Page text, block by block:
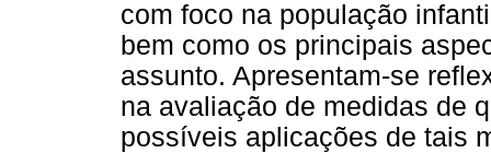
com foco na população
bem como os principais
assunto. Apresentam-se
na avaliação de medidas de
possíveis aplicações de tais